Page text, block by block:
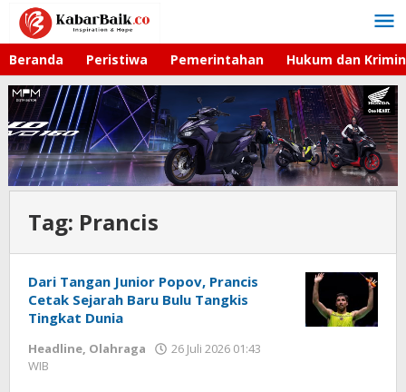
Lewati
konten
Beranda Peristiwa Pemerintahan Hukum dan
Tag: Prancis
Dari Tangan Junior Popov, Prancis
Cetak Sejarah Baru Bulu Tangkis
Tingkat Dunia
Headline, Olahraga
26 Juli 2026 01:43
WIB